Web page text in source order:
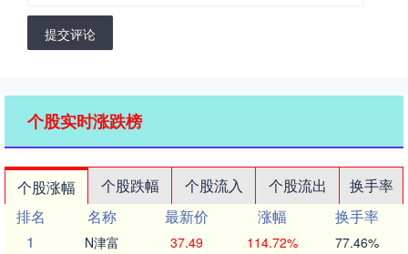
提交评论
个股实时涨跌榜
个股涨幅 个股跌幅 个股流入 个股流出
换手率
排名
名称 最新价 涨幅
换手率
1
N津富 37.49 114.72% 77.46%